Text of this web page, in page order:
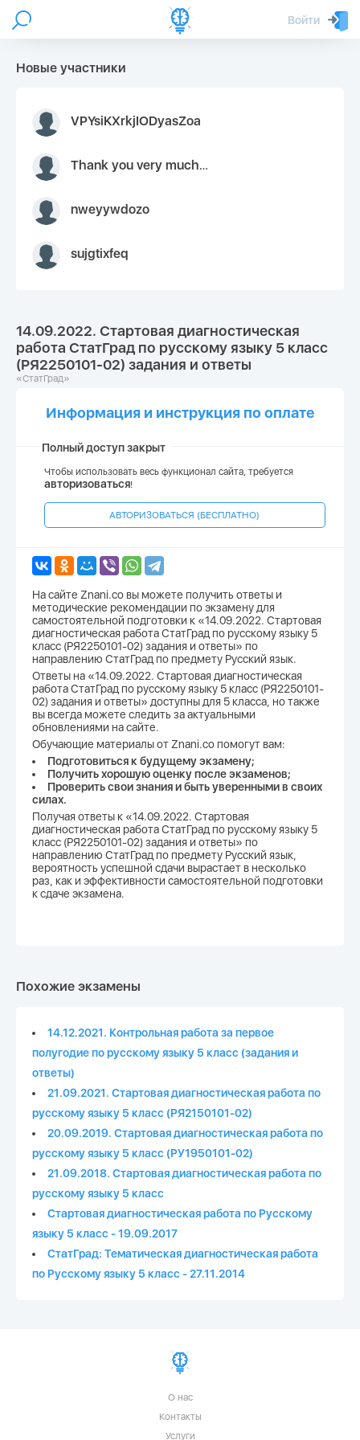
Войти
Новые участники
VPYsiKXrkjIODyasZoa
Thank you very much for your inquiry We appreciate you 9126052 https://youtube.com faceapple !
nweyywdozo
sujgtixfeq
14.09.2022. Стартовая диагностическая
работа СтатГрад по русскому языку 5 класс
(РЯ2250101-02) задания и ответы
«СтатГрад»
Информация и инструкция по оплате
Полный доступ закрыт
Чтобы использовать весь функционал сайта, требуется
авторизоваться!
АВТОРИЗОВАТЬСЯ (БЕСПЛАТНО)
На сайте Znani.co вы можете получить ответы и
методические рекомендации по экзамену для
самостоятельной подготовки к «14.09.2022. Стартовая
диагностическая работа СтатГрад по русскому языку 5
класс (РЯ2250101-02) задания и ответы» по
направлению СтатГрад по предмету Русский язык.
Ответы на «14.09.2022. Стартовая диагностическая
работа СтатГрад по русскому языку 5 класс (РЯ2250101-
02) задания и ответы» доступны для 5 класса, но также
вы всегда можете следить за актуальными
обновлениями на сайте.
Обучающие материалы от Znani.co помогут вам:
Подготовиться к будущему экзамену;
Получить хорошую оценку после экзаменов;
Проверить свои знания и быть уверенными в своих
силах.
Получая ответы к «14.09.2022. Стартовая
диагностическая работа СтатГрад по русскому языку 5
класс (РЯ2250101-02) задания и ответы» по
направлению СтатГрад по предмету Русский язык,
вероятность успешной сдачи вырастает в несколько
раз, как и эффективности самостоятельной подготовки
к сдаче экзамена.
Похожие экзамены
14.12.2021. Контрольная работа за первое
полугодие по русскому языку 5 класс (задания и
ответы)
21.09.2021. Стартовая диагностическая работа по
русскому языку 5 класс (РЯ2150101-02)
20.09.2019. Стартовая диагностическая работа по
русскому языку 5 класс (РУ1950101-02)
21.09.2018. Стартовая диагностическая работа по
русскому языку 5 класс
Стартовая диагностическая работа по Русскому
языку 5 класс - 19.09.2017
СтатГрад: Тематическая диагностическая работа
по Русскому языку 5 класс - 27.11.2014
О нас
Контакты
Услуги